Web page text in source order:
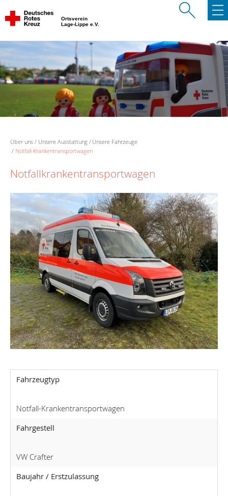
Ortsverein
Lage-Lippe e.V.
Über uns Unsere Ausstattung
Unsere Fahrzeuge
Notfall-Krankentransportwagen
Notfallkrankentransportwagen
Zurück Weiter
Fahrzeugtyp
Notfall-Krankentransportwagen
Fahrgestell
VW Crafter
Baujahr / Erstzulassung